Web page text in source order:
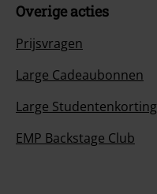
Overige acties
Prijsvragen
Large Cadeaubonnen
Large Studentenkorting
EMP Backstage Club